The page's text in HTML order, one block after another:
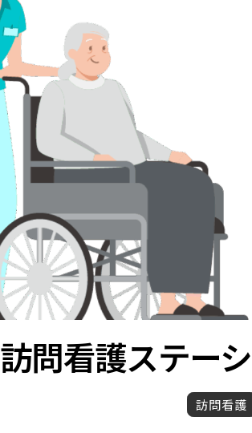
訪問看護ステー
訪問看護